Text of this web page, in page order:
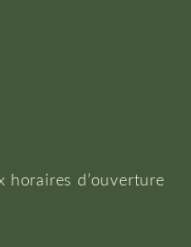
horaires d’ouverture